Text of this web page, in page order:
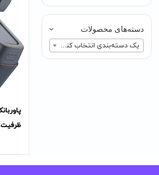
دسته‌های محصولات
یک دسته‌بندی انتخاب کنید
ظرفیت 5000میلی آمپرساعت